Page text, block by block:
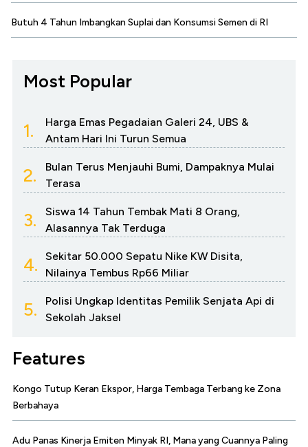
Butuh 4 Tahun Imbangkan Suplai dan Konsumsi Semen di RI
Most Popular
1.
Harga Emas Pegadaian Galeri 24, UBS &
Antam Hari Ini Turun Semua
2.
Bulan Terus Menjauhi Bumi, Dampaknya Mulai
Terasa
3.
Siswa 14 Tahun Tembak Mati 8 Orang,
Alasannya Tak Terduga
4.
Sekitar 50.000 Sepatu Nike KW Disita,
Nilainya Tembus Rp66 Miliar
5.
Polisi Ungkap Identitas Pemilik Senjata Api di
Sekolah Jaksel
Features
Kongo Tutup Keran Ekspor, Harga Tembaga Terbang ke Zona
Berbahaya
Adu Panas Kinerja Emiten Minyak RI, Mana yang Cuannya Paling